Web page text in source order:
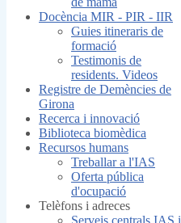
Docència MIR - PIR - IIR
Guies itineraris de
formació
Testimonis de
residents. Videos
Registre de Demències de
Girona
Recerca i innovació
Biblioteca biomèdica
Recursos humans
Treballar a l'IAS
Oferta pública
d'ocupació
Telèfons i adreces